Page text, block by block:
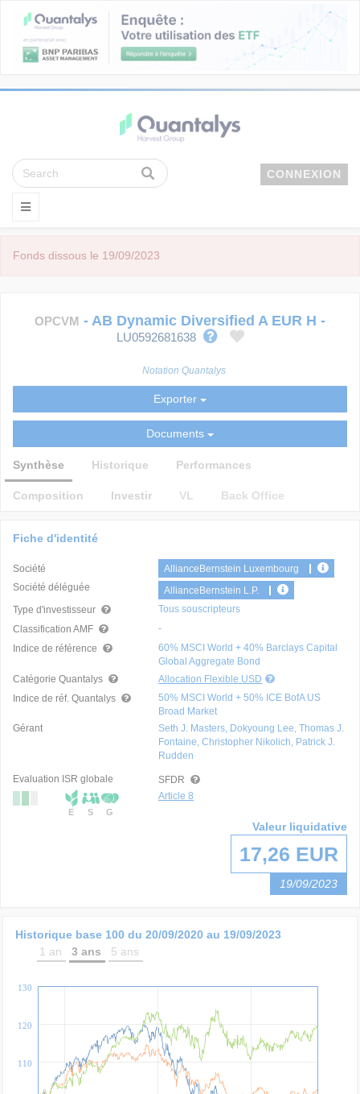
CONNEXION
Fonds dissous le 19/09/2023
OPCVM - AB Dynamic Diversified A EUR H -
LU0592681638
Notation Quantalys
Exporter
Documents
Synthèse Historique Performances
Composition Investir VL Back Office
Fiche d'identité
Société
AllianceBernstein Luxembourg
Société déléguée
AllianceBernstein L.P.
Type d'investisseur
Tous souscripteurs
Classification AMF
-
Indice de référence
60% MSCI World + 40% Barclays Capital
Global Aggregate Bond
Catégorie Quantalys
Allocation Flexible USD
Indice de réf. Quantalys
50% MSCI World + 50% ICE BofA US
Broad Market
Gérant
Seth J. Masters, Dokyoung Lee, Thomas J.
Fontaine, Christopher Nikolich, Patrick J.
Rudden
Evaluation ISR globale
E S G
SFDR
Article 8
Valeur liquidative
17,26 EUR
19/09/2023
Historique base 100 du 20/09/2020 au 19/09/2023
1 an
3 ans 5 ans
110
120
130